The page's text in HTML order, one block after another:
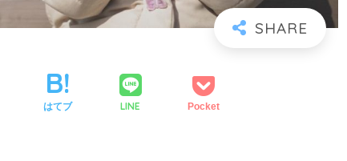
はてブ LINE Pocket